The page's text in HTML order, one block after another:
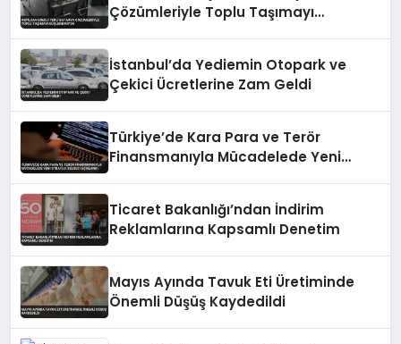
Çözümleriyle Toplu Taşımayı
İstanbul’da Yediemin Otopark ve
Çekici Ücretlerine Zam Geldi
Türkiye’de Kara Para ve Terör
Finansmanıyla Mücadelede Yeni
Ticaret Bakanlığı’ndan İndirim
Reklamlarına Kapsamlı Denetim
Mayıs Ayında Tavuk Eti Üretiminde
Önemli Düşüş Kaydedildi